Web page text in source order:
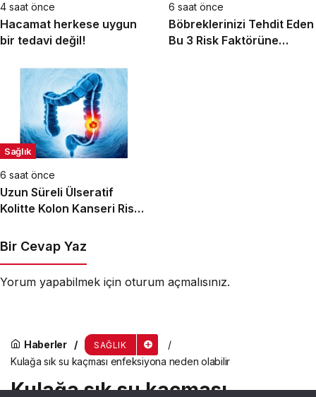
4 saat önce
Hacamat herkese uygun
bir tedavi değil!
6 saat önce
Böbreklerinizi Tehdit Eden
Bu 3 Risk Faktörüne
Sağlık
6 saat önce
Uzun Süreli Ülseratif
Kolitte Kolon Kanseri Riski
Bir Cevap Yaz
Yorum yapabilmek için oturum açmalısınız.
Haberler SAĞLIK
Kulağa sık su kaçması enfeksiyona neden olabilir
Kulağa sık su kaçması